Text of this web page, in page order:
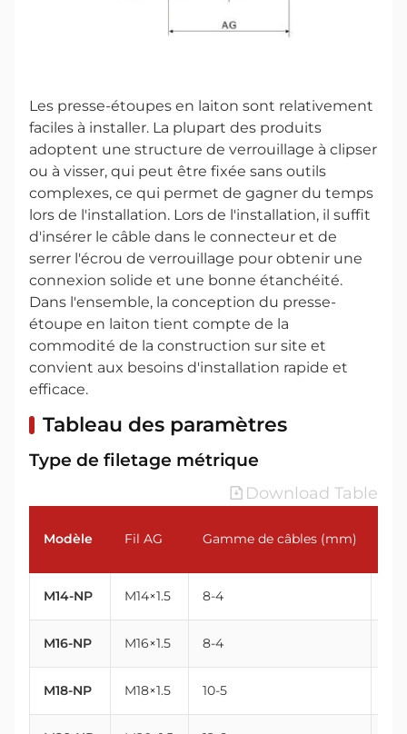
Les presse-étoupes en laiton sont relativement
faciles à installer. La plupart des produits
adoptent une structure de verrouillage à clipser
ou à visser, qui peut être fixée sans outils
complexes, ce qui permet de gagner du temps
lors de l'installation. Lors de l'installation, il suffit
d'insérer le câble dans le connecteur et de
serrer l'écrou de verrouillage pour obtenir une
connexion solide et une bonne étanchéité.
Dans l'ensemble, la conception du presse-
étoupe en laiton tient compte de la
commodité de la construction sur site et
convient aux besoins d'installation rapide et
efficace.
Tableau des paramètres
Type de filetage métrique
Download Table
Modèle Fil AG Gamme de câbles (mm)
M14-NP M14×1.5 8-4
M16-NP M16×1.5 8-4
M18-NP M18×1.5 10-5